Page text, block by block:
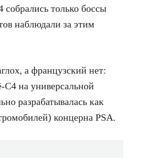
собрались только боссы
наблюдали за этим
а французский нет:
C4 на универсальной
разрабатывалась как
концерна PSA.